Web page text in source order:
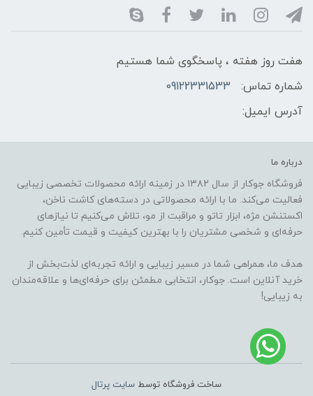
هفت روز هفته ، پاسخگوی شما هستیم
شماره تماس:
09122331533
آدرس ایمیل:
درباره ما
فروشگاه جوکار از سال ۱۳۸۲ در زمینه ارائه محصولات تخصصی زیبایی
فعالیت می‌کند. ما با ارائه محصولاتی در دسته‌های کاشت ناخن،
اکستنشن مژه، ابزار تاتو و مراقبت از مو، تلاش می‌کنیم تا نیازهای
حرفه‌ای و شخصی مشتریان را با بهترین کیفیت و قیمت تأمین کنیم.
هدف ما، همراهی شما در مسیر زیبایی و ارائه تجربه‌ای لذت‌بخش از
خرید آنلاین است. جوکار، انتخابی مطمئن برای حرفه‌ای‌ها و علاقه‌مندان
به زیبایی!
ساخت فروشگاه توسط سایت پرتال